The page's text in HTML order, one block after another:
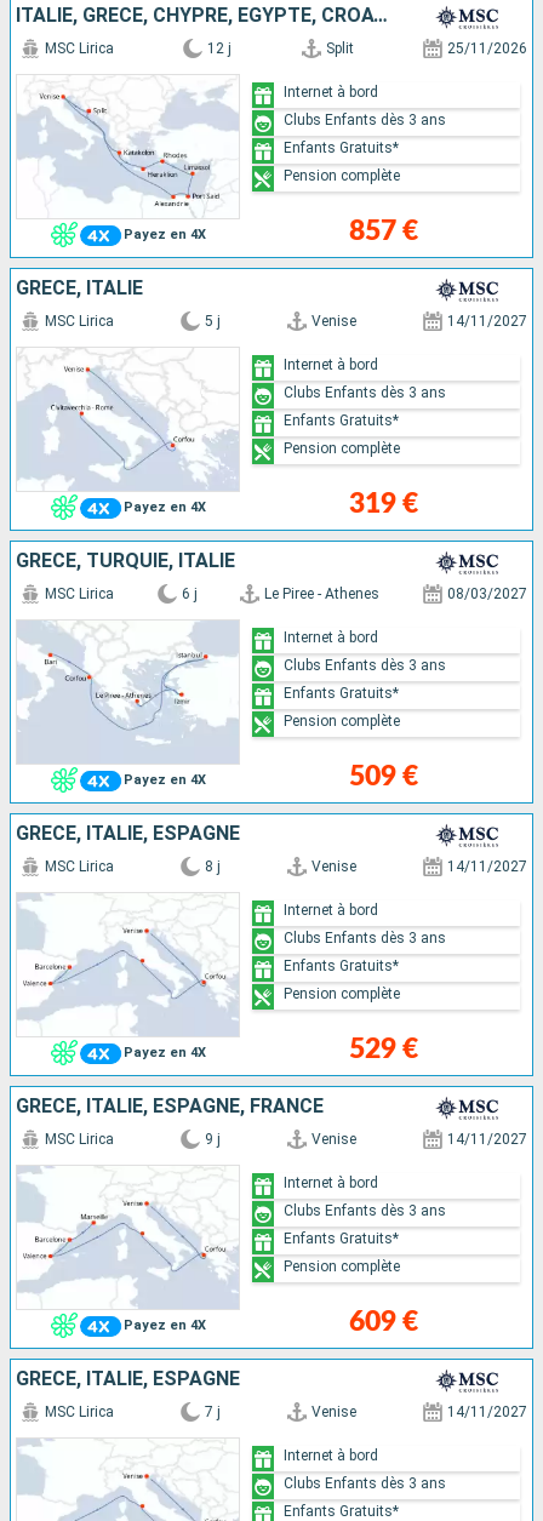
ITALIE, GRÈCE, CHYPRE, EGYPTE, CROATIE
Payez en 4X
MSC Lirica 12 j Split 25/11/2026
857 €
Internet à bord
Clubs Enfants dès 3 ans
Enfants Gratuits*
Pension complète
GRÈCE, ITALIE
Payez en 4X
MSC Lirica 5 j Venise 14/11/2027
319 €
Internet à bord
Clubs Enfants dès 3 ans
Enfants Gratuits*
Pension complète
GRÈCE, TURQUIE, ITALIE
Payez en 4X
MSC Lirica 6 j Le Piree - Athenes 08/03/2027
509 €
Internet à bord
Clubs Enfants dès 3 ans
Enfants Gratuits*
Pension complète
GRÈCE, ITALIE, ESPAGNE
Payez en 4X
MSC Lirica 8 j Venise 14/11/2027
529 €
Internet à bord
Clubs Enfants dès 3 ans
Enfants Gratuits*
Pension complète
GRÈCE, ITALIE, ESPAGNE, FRANCE
Payez en 4X
MSC Lirica 9 j Venise 14/11/2027
609 €
Internet à bord
Clubs Enfants dès 3 ans
Enfants Gratuits*
Pension complète
GRÈCE, ITALIE, ESPAGNE
MSC Lirica 7 j Venise 14/11/2027
Internet à bord
Clubs Enfants dès 3 ans
Enfants Gratuits*